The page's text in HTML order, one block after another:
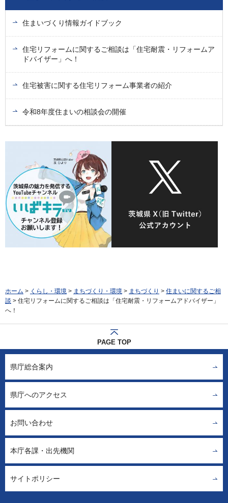
住まいづくり情報ガイドブック
住宅リフォームに関するご相談は「住宅耐震・リフォームア
ドバイザー」へ！
住宅被害に関する住宅リフォーム事業者の紹介
令和8年度住まいの相談会の開催
ホーム > くらし・環境 > まちづくり・環境 > まちづくり > 住まいに関するご相
談 > 住宅リフォームに関するご相談は「住宅耐震・リフォームアドバイザー」
へ！
PAGE TOP
県庁総合案内
県庁へのアクセス
お問い合わせ
本庁各課・出先機関
サイトポリシー